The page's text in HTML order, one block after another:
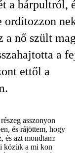
a bárpultról,
ordítozzon
a nő szült
a
ettől a
asszonyon
és rájöttem, hogy
és azt mondtam:
közük a mi kon